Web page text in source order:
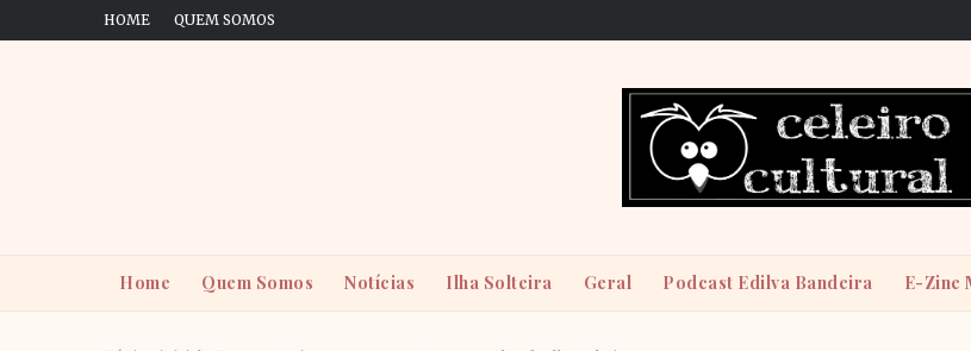
HOME QUEM SOMOS
Home Quem Somos Notícias Ilha Solteira Geral Podcast Edilva Bandeira E-Zine